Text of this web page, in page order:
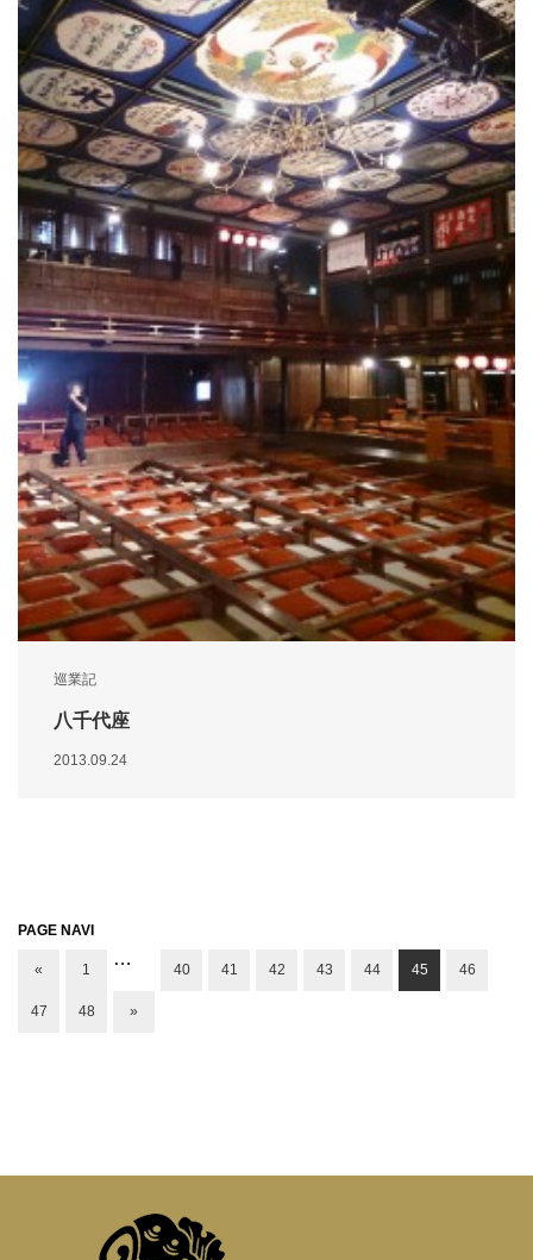
巡業記
八千代座
2013.09.24
PAGE NAVI
« 1
…
40 41 42 43 44 45 46
47 48 »